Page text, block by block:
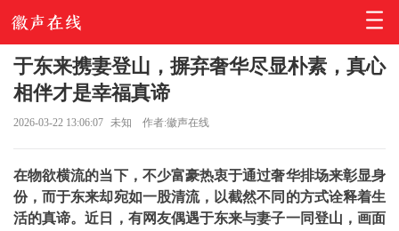
于东来携妻登山，摒弃奢华尽显朴素，真心
相伴才是幸福真谛
2026-03-22 13:06:07 未知 作者:徽声在线
在物欲横流的当下，不少富豪热衷于通过奢华排场来彰显身
份，而于东来却宛如一股清流，以截然不同的方式诠释着生
活的真谛。近日，有网友偶遇于东来与妻子一同登山，画面